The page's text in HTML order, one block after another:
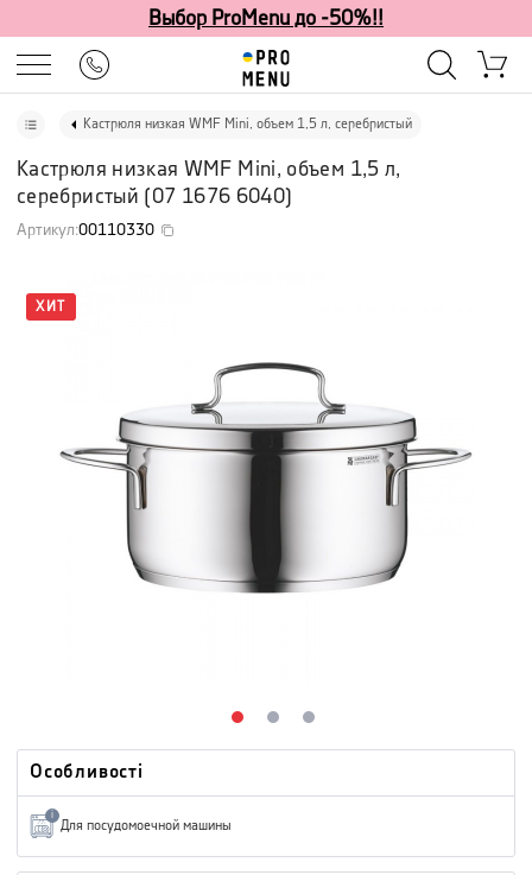
Выбор ProMenu до -50%!!
Кастрюля низкая WMF Mini, объем 1,5 л, серебристый
Кастрюля низкая WMF Mini, объем 1,5 л,
серебристый (07 1676 6040)
Артикул:00110330
ХИТ
Особливості
i
Для посудомоечной машины